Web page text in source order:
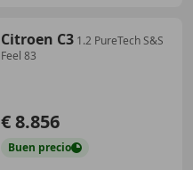
Citroen C3 1.2 PureTech S&S
Feel 83
€ 8.856
Buen precio